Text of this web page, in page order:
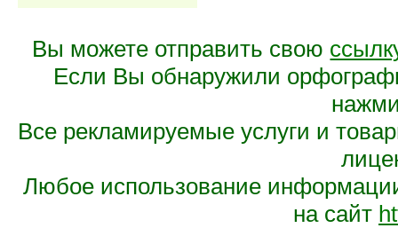
Вы можете отправить свою
Если Вы обнаружили
Все рекламируемые услуги и
Любое использование
на сайт